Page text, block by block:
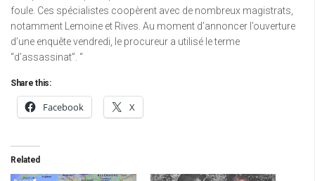
foule. Ces spécialistes coopèrent avec de nombreux magistrats,
notamment Lemoine et Rives. Au moment d’annoncer l’ouverture
d’une enquête vendredi, le procureur a utilisé le terme
“d’assassinat”. “
Share this:
Facebook X
Related